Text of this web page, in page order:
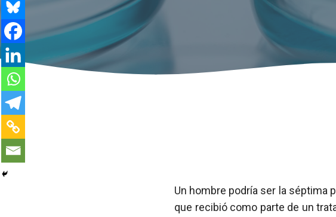
Un hombre podría ser la séptima
que recibió como parte de un